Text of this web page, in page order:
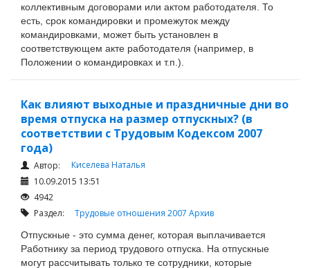
коллективным договорами или актом работодателя. То
есть, срок командировки и промежуток между
командировками, может быть установлен в
соответствующем акте работодателя (например, в
Положении о командировках и т.п.).
Как влияют выходные и праздничные дни во
время отпуска на размер отпускных? (в
соответствии с Трудовым Кодексом 2007
года)
Автор:
Киселева Наталья
10.09.2015 13:51
4942
Раздел: Трудовые отношения 2007 Архив
Отпускные - это сумма денег, которая выплачивается
Работнику за период трудового отпуска. На отпускные
могут рассчитывать только те сотрудники, которые